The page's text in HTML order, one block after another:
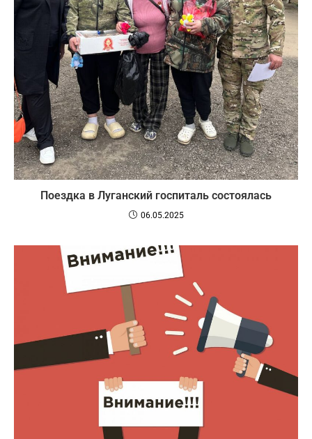
Поездка в Луганский госпиталь состоялась
06.05.2025